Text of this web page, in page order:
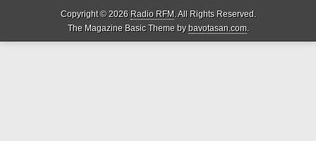
Copyright © 2026 Radio RFM. All Rights Reserved.
The Magazine Basic Theme bybavotasan.com.